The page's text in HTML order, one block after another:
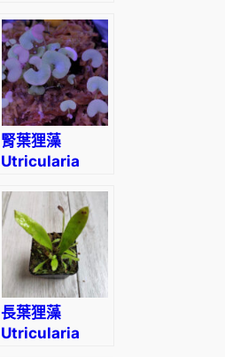
Queen”
腎葉狸藻
Utricularia
長葉狸藻
Utricularia